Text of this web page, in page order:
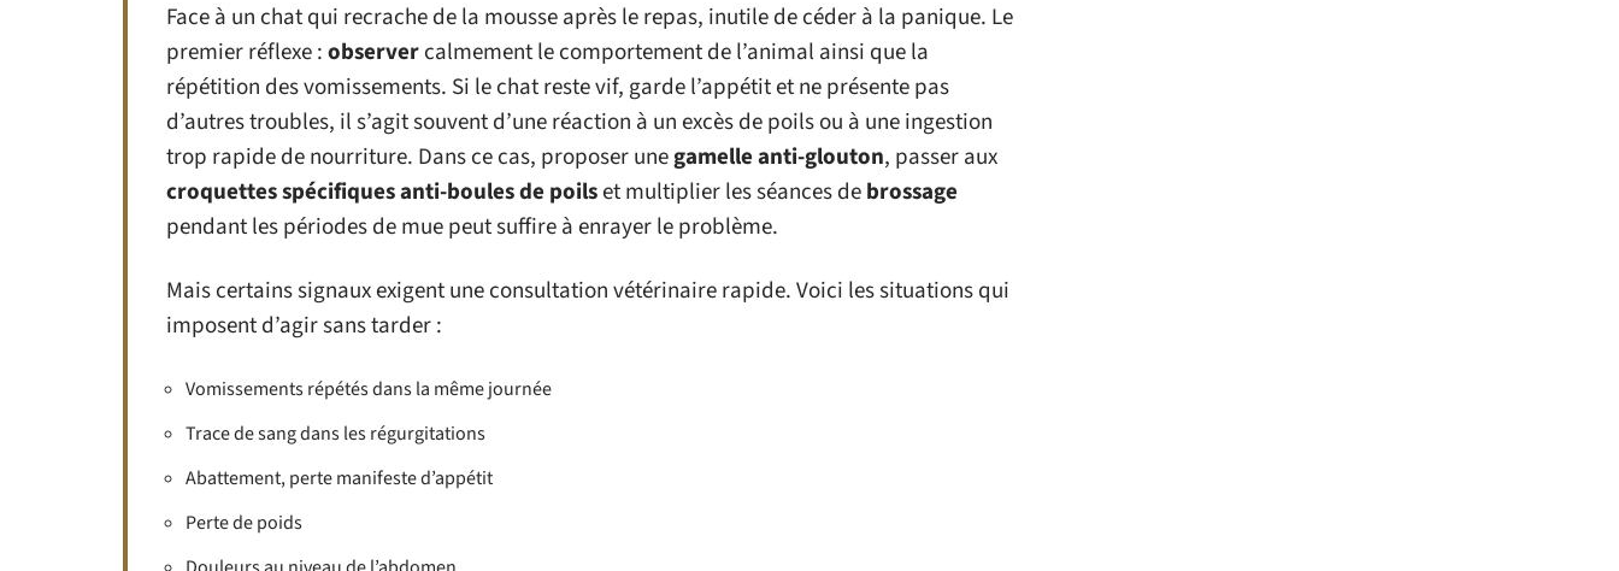
Face à un chat qui recrache de la mousse après le repas, inutile de céder à la panique. Le
premier réflexe :observercalmement le comportement de l’animal ainsi que la
répétition des vomissements. Si le chat reste vif, garde l’appétit et ne présente pas
d’autres troubles, il s’agit souvent d’une réaction à un excès de poils ou à une ingestion
trop rapide de nourriture. Dans ce cas, proposer unegamelle anti-glouton, passer aux
croquettes spécifiques anti-boules de poilset multiplier les séances debrossage
pendant les périodes de mue peut suffire à enrayer le problème.
Mais certains signaux exigent une consultation vétérinaire rapide. Voici les situations qui
imposent d’agir sans tarder :
Vomissements répétés dans la même journée
Trace de sang dans les régurgitations
Abattement, perte manifeste d’appétit
Perte de poids